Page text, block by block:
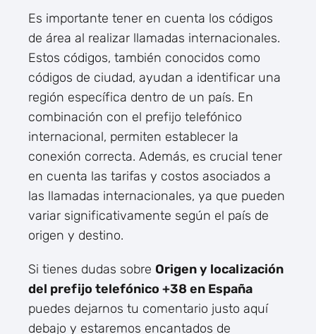
Es importante tener en cuenta los códigos
de área al realizar llamadas internacionales.
Estos códigos, también conocidos como
códigos de ciudad, ayudan a identificar una
región específica dentro de un país. En
combinación con el prefijo telefónico
internacional, permiten establecer la
conexión correcta. Además, es crucial tener
en cuenta las tarifas y costos asociados a
las llamadas internacionales, ya que pueden
variar significativamente según el país de
origen y destino.
Si tienes dudas sobre Origen y localización
del prefijo telefónico +38 en España
puedes dejarnos tu comentario justo aquí
debajo y estaremos encantados de